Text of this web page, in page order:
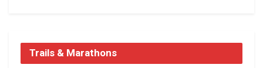
Trails & Marathons